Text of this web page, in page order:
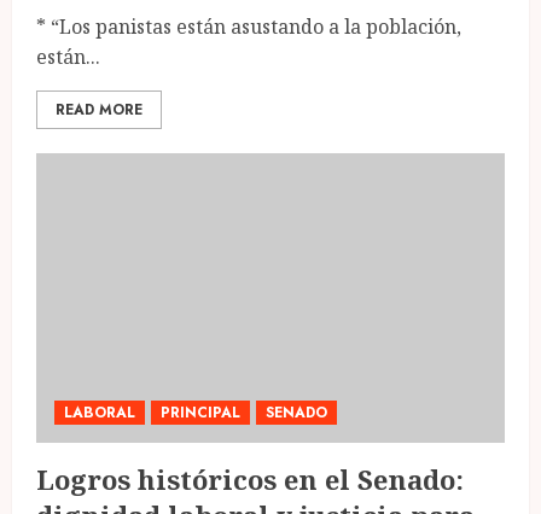
* “Los panistas están asustando a la población,
están...
READ MORE
LABORAL PRINCIPAL SENADO
Logros históricos en el Senado: